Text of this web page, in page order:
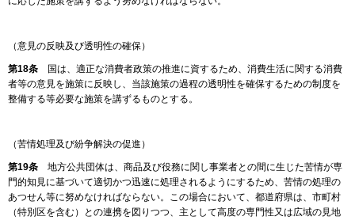
（意見の反映及び透明性の確保）
第18条 国は、適正な消費者政策の推進に資するため、消費生活に関する消費
者等の意見を施策に反映し、当該施策の過程の透明性を確保するための制度を
整備する等必要な施策を講ずるものとする。
（苦情処理及び紛争解決の促進）
第19条 地方公共団体は、商品及び役務に関し事業者との間に生じた苦情が専
門的知見に基づいて適切かつ迅速に処理されるようにするため、苦情の処理の
あつせん等に努めなければならない。この場合において、都道府県は、市町村
（特別区を含む）との連携を図りつつ、主として高度の専門性又は広域の見地